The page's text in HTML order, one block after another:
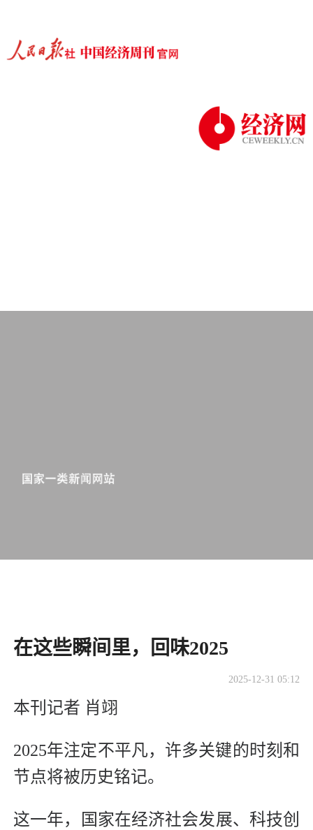
​在这些瞬间里，回味2025
2025-12-31 05:12
本刊记者 肖翊
2025年注定不平凡，许多关键的时刻和
节点将被历史铭记。
这一年，国家在经济社会发展、科技创